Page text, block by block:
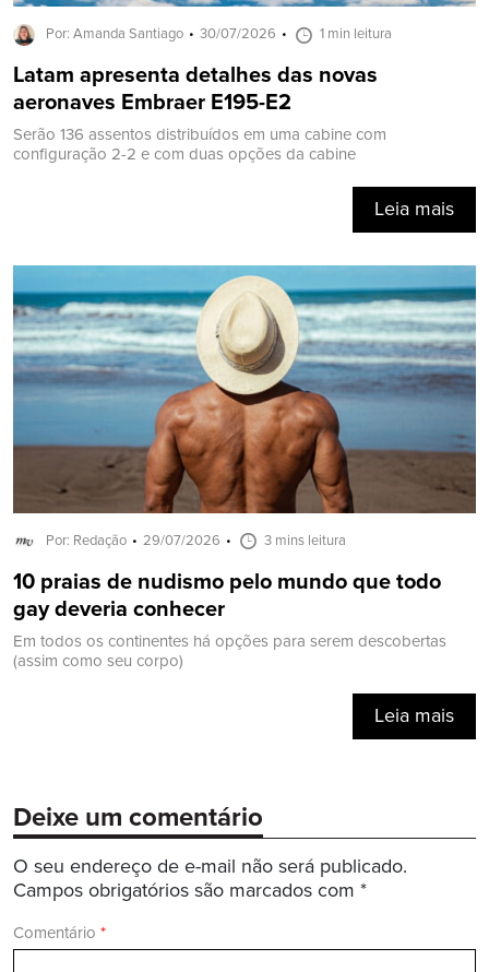
Por: Amanda Santiago 30/07/2026 1 min leitura
Latam apresenta detalhes das novas
aeronaves Embraer E195-E2
Serão 136 assentos distribuídos em uma cabine com
configuração 2-2 e com duas opções da cabine
Leia mais
Por: Redação 29/07/2026 3 mins leitura
10 praias de nudismo pelo mundo que todo
gay deveria conhecer
Em todos os continentes há opções para serem descobertas
(assim como seu corpo)
Leia mais
Deixe um comentário
O seu endereço de e-mail não será publicado.
Campos obrigatórios são marcados com *
Comentário *